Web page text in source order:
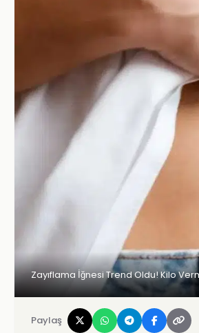
Zayıflama İğnesi Trend Oldu! Kilo
Paylaş